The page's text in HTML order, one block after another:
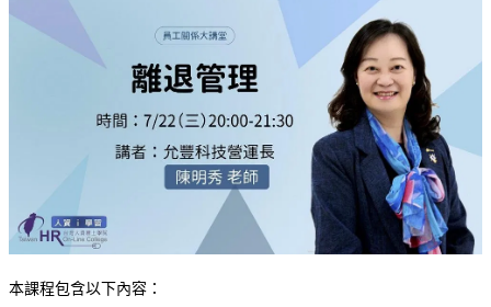
本課程包含以下內容：